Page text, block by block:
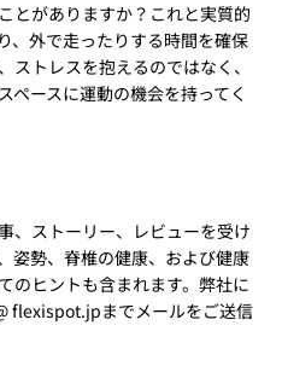
とがありますか？これと実質的
、外で走ったりする時間を確保
ストレスを抱えるのではなく、
ペースに運動の機会を持ってく
、ストーリー、レビューを受け
姿勢、脊椎の健康、および健康
のヒントも含まれます。弊社に
flexispot.jpまでメールをご送信